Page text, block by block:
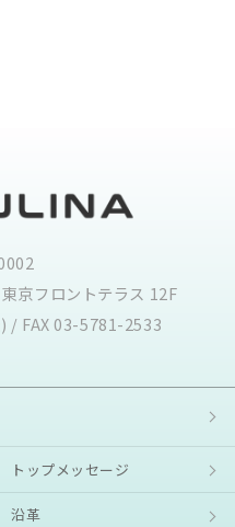
京フロントテラス 12F
/ FAX 03-5781-2533
トップメッセージ
沿⾰